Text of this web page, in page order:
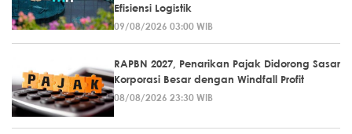
Efisiensi Logistik
09/08/2026 03:00 WIB
RAPBN 2027, Penarikan Pajak Didorong Sasar
Korporasi Besar dengan Windfall Profit
08/08/2026 23:30 WIB